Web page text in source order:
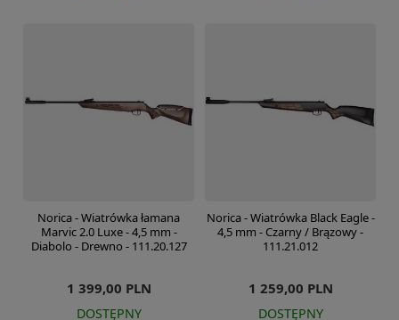
Norica - Wiatrówka łamana
Marvic 2.0 Luxe - 4,5 mm -
Diabolo - Drewno - 111.20.127
1 399,00 PLN
DOSTĘPNY
Norica - Wiatrówka Black Eagle -
4,5 mm - Czarny / Brązowy -
111.21.012
1 259,00 PLN
DOSTĘPNY